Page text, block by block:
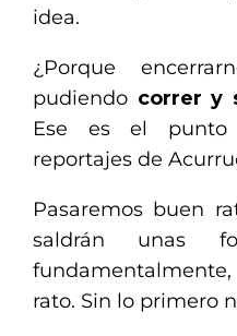
idea.
¿Porque
pudiendo correr y
Ese es el
reportajes de
Pasaremos buen
saldrán unas
rato. Sin lo primero